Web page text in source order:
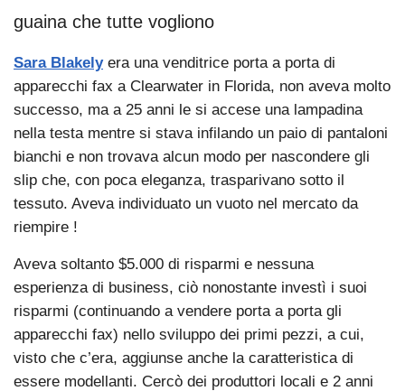
guaina che tutte vogliono
Sara Blakelyera una venditrice porta a porta di
apparecchi fax a Clearwater in Florida, non aveva molto
successo, ma a 25 anni le si accese una lampadina
nella testa mentre si stava infilando un paio di pantaloni
bianchi e non trovava alcun modo per nascondere gli
slip che, con poca eleganza, trasparivano sotto il
tessuto. Aveva individuato un vuoto nel mercato da
riempire !
Aveva soltanto $5.000 di risparmi e nessuna
esperienza di business, ciò nonostante investì i suoi
risparmi (continuando a vendere porta a porta gli
apparecchi fax) nello sviluppo dei primi pezzi, a cui,
visto che c’era, aggiunse anche la caratteristica di
essere modellanti. Cercò dei produttori locali e 2 anni